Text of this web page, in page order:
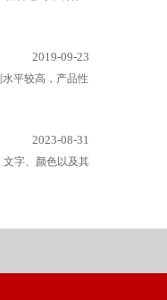
2019-09-23
平较高，产品性
2023-08-31
文字、颜色以及其